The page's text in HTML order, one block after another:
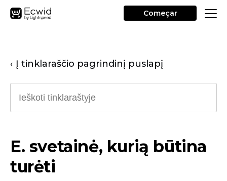
Começar
‹ Į tinklaraščio pagrindinį puslapį
E. svetainė, kurią būtina
turėti